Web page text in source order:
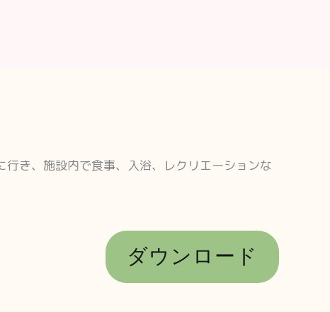
き、施設内で食事、入浴、レクリエーションな
ダウンロード